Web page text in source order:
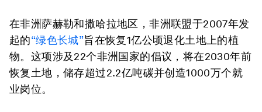
在非洲萨赫勒和撒哈拉地区，非洲联盟于2007年发
起的“绿色长城”旨在恢复1亿公顷退化土地上的植
物。这项涉及22个非洲国家的倡议，将在2030年前
恢复土地，储存超过2.2亿吨碳并创造1000万个就
业岗位。